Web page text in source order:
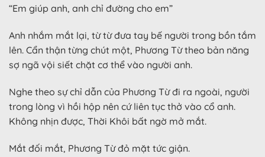
“Em giúp anh, anh chỉ đường cho em”
Anh nhắm mắt lại, từ từ đưa tay bế người trong bồn tắm
lên. Cẩn thận từng chút một, Phương Từ theo bản năng
sợ ngã vội siết chặt cơ thể vào người anh.
Nghe theo sự chỉ dẫn của Phương Từ đi ra ngoài, người
trong lòng vì hồi hộp nên cứ liên tục thở vào cổ anh.
Không nhịn được, Thời Khôi bất ngờ mở mắt.
Mắt đối mắt, Phương Từ đỏ mặt tức giận.